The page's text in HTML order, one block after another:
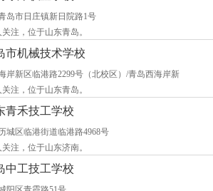
努力创造和谐互助、自由发展的教育环
学素养，又有做人的优秀品德；既有团
立思考能力，更具备行业操作技能的实
条件
；
岛市日庄镇新日院路1号
关注，位于山东青岛。
市机械技术学校
岸新区临港路2299号（北校区）/青岛西海岸新
关注，位于山东青岛。
青禾技工学校
城区临港街道临港路4968号
关注，位于山东济南。
中工技工学校